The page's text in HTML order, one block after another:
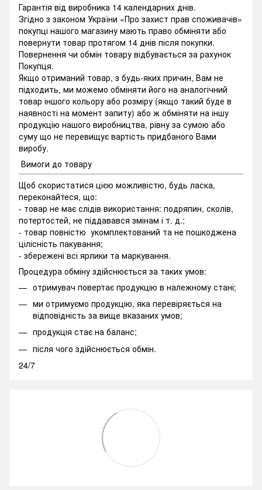
Гарантія від виробника 14 календарних днів.
Згідно з законом України «Про захист прав споживачів»
покупці нашого магазину мають право обміняти або
повернути товар протягом 14 днів після покупки.
Повернення чи обмін товару відбувається за рахунок
Покупця.
Якщо отриманий товар, з будь-яких причин, Вам не
підходить, ми можемо обміняти його на аналогічний
товар іншого кольору або розміру (якщо такий буде в
наявності на момент запиту) або ж обміняти на іншу
продукцію нашого виробництва, рівну за сумою або
суму що не перевищує вартість придбаного Вами
виробу.
Вимоги до товару
Щоб скористатися цією можливістю, будь ласка,
переконайтеся, що:
- товар не має слідів використання: подряпин, сколів,
потертостей, не піддавався змінам і т. д.;
- товар повністю укомплектований та не пошкоджена
цілісність пакування;
- збережені всі ярлики та маркування.
Процедура обміну здійснюється за таких умов:
отримувач повертає продукцію в належному стані;
ми отримуємо продукцію, яка перевіряється на
відповідність за вище вказаних умов;
продукція стає на баланс;
після чого здійснюється обмін.
24/7